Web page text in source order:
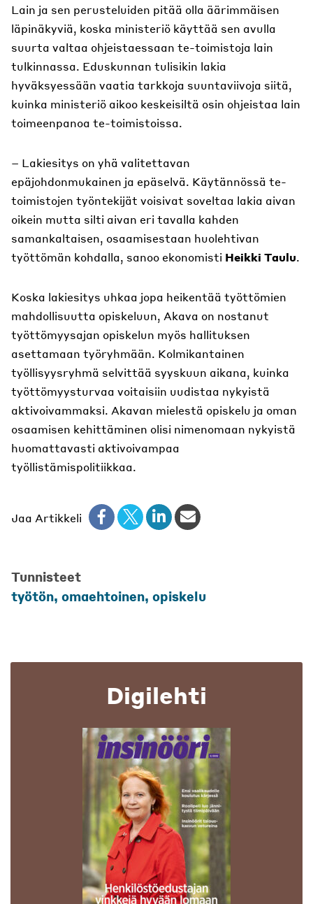
Lain ja sen perusteluiden pitää olla äärimmäisen
läpinäkyviä, koska ministeriö käyttää sen avulla
suurta valtaa ohjeistaessaan te-toimistoja lain
tulkinnassa. Eduskunnan tulisikin lakia
hyväksyessään vaatia tarkkoja suuntaviivoja siitä,
kuinka ministeriö aikoo keskeisiltä osin ohjeistaa lain
toimeenpanoa te-toimistoissa.
– Lakiesitys on yhä valitettavan
epäjohdonmukainen ja epäselvä. Käytännössä te-
toimistojen työntekijät voisivat soveltaa lakia aivan
oikein mutta silti aivan eri tavalla kahden
samankaltaisen, osaamisestaan huolehtivan
työttömän kohdalla, sanoo ekonomisti Heikki Taulu.
Koska lakiesitys uhkaa jopa heikentää työttömien
mahdollisuutta opiskeluun, Akava on nostanut
työttömyysajan opiskelun myös hallituksen
asettamaan työryhmään. Kolmikantainen
työllisyysryhmä selvittää syyskuun aikana, kuinka
työttömyysturvaa voitaisiin uudistaa nykyistä
aktivoivammaksi. Akavan mielestä opiskelu ja oman
osaamisen kehittäminen olisi nimenomaan nykyistä
huomattavasti aktivoivampaa
työllistämispolitiikkaa.
Jaa Artikkeli
Tunnisteet
työtön, omaehtoinen, opiskelu
Digilehti